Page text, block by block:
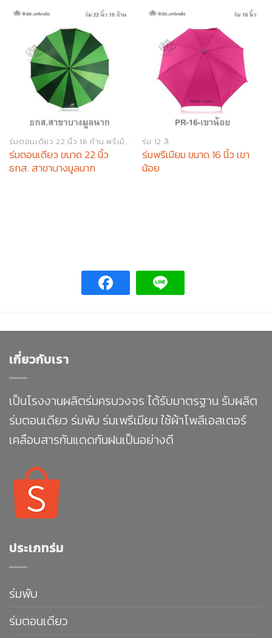
ร่มตอนเดียว 22 นิ้ว 16 ก้าน พรีเมียม
ร่มตอนเดียว ขนาด 22 นิ้ว
ธกส. สาขาบางมูลนาก
ร่ม 12 สี
ร่มพรีเมียม ขนาด 16 นิ้ว เขา
น้อย
เกี่ยวกับเรา
เป็นโรงงานผลิตร่มครบวงจร ได้รับมาตรฐาน รับผลิต
ร่มตอนเดียว ร่มพับ ร่มเพรีเมียม ใช้ผ้าโพลีเอสเตอร์
เคลือบสารกันแดดกันฝนเป็นอย่างดี
ประเภทร่ม
ร่มพับ
ร่มตอนเดียว